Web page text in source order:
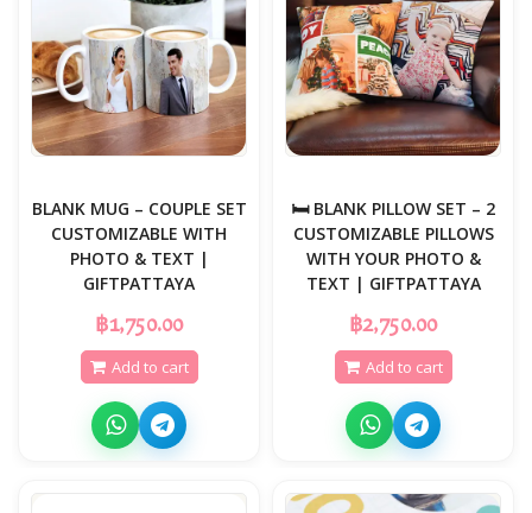
BLANK MUG – COUPLE SET
CUSTOMIZABLE WITH
PHOTO & TEXT |
GIFTPATTAYA
฿1,750.00
Add to cart
🛏️ BLANK PILLOW SET – 2
CUSTOMIZABLE PILLOWS
WITH YOUR PHOTO &
TEXT | GIFTPATTAYA
฿2,750.00
Add to cart